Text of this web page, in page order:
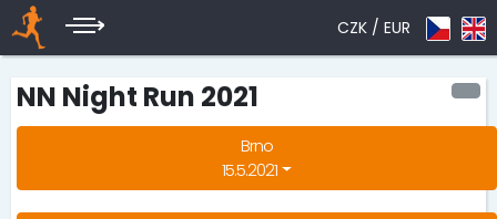
CZK / EUR
NN Night Run 2021
Brno
15.5.2021